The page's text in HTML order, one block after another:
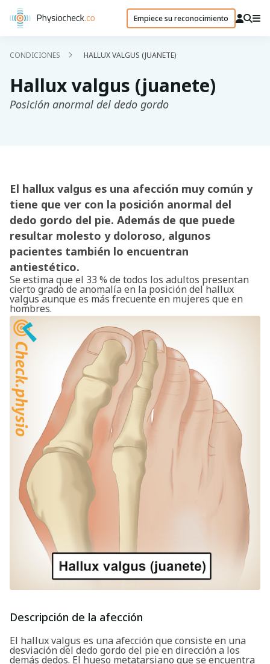
Empiece su reconocimiento
CONDICIONES HALLUX VALGUS (JUANETE)
Hallux valgus (juanete)
Posición anormal del dedo gordo
El hallux valgus es una afección muy común y
tiene que ver con la posición anormal del
dedo gordo del pie. Además de que puede
resultar molesto y doloroso, algunos
pacientes también lo encuentran
antiestético.
Se estima que el 33 % de todos los adultos presentan
cierto grado de anomalía en la posición del hallux
valgus aunque es más frecuente en mujeres que en
hombres.
Descripción de la afección
El hallux valgus es una afección que consiste en una
desviación del dedo gordo del pie en dirección a los
demás dedos. El hueso metatarsiano que se encuentra